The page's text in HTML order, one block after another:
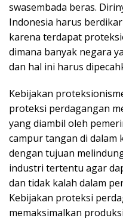
swasembada beras.
Indonesia harus
karena terdapat
dimana banyak negara
dan hal ini harus
Kebijakan
proteksi perdagangan
yang diambil oleh
campur tangan di
dengan tujuan
industri tertentu agar
dan tidak kalah dalam
Kebijakan proteksi
memaksimalkan